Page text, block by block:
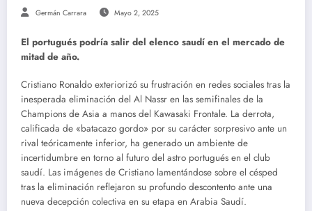
Germán Carrara Mayo 2, 2025
El portugués podría salir del elenco saudí en el mercado de
mitad de año.
Cristiano Ronaldo exteriorizó su frustración en redes sociales tras la
inesperada eliminación del Al Nassr en las semifinales de la
Champions de Asia a manos del Kawasaki Frontale. La derrota,
calificada de «batacazo gordo» por su carácter sorpresivo ante un
rival teóricamente inferior, ha generado un ambiente de
incertidumbre en torno al futuro del astro portugués en el club
saudí. Las imágenes de Cristiano lamentándose sobre el césped
tras la eliminación reflejaron su profundo descontento ante una
nueva decepción colectiva en su etapa en Arabia Saudí.